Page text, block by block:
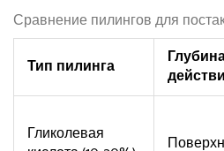
Сравнение пилингов для
Тип пилинга
Гликолевая